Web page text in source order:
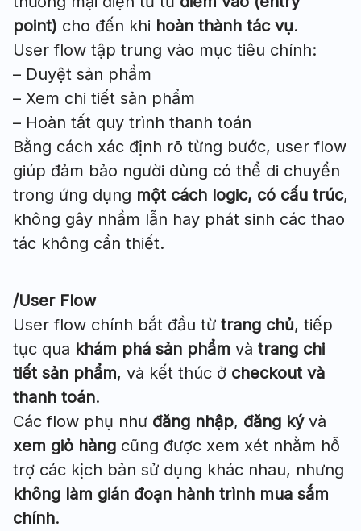
point) cho đến khi hoàn thành tác vụ.
User flow tập trung vào mục tiêu chính:
– Duyệt sản phẩm
– Xem chi tiết sản phẩm
– Hoàn tất quy trình thanh toán
Bằng cách xác định rõ từng bước, user flow
giúp đảm bảo người dùng có thể di chuyển
trong ứng dụng một cách logic, có cấu trúc,
không gây nhầm lẫn hay phát sinh các thao
tác không cần thiết.
/User Flow
User flow chính bắt đầu từ trang chủ, tiếp
tục qua khám phá sản phẩm và trang chi
tiết sản phẩm, và kết thúc ở checkout và
thanh toán.
Các flow phụ như đăng nhập, đăng kývà
xem giỏ hàng cũng được xem xét nhằm hỗ
trợ các kịch bản sử dụng khác nhau, nhưng
không làm gián đoạn hành trình mua sắm
chính.